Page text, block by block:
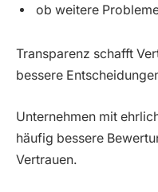
ob weitere
Transparenz schafft
bessere
Unternehmen mit
häufig bessere
Vertrauen.